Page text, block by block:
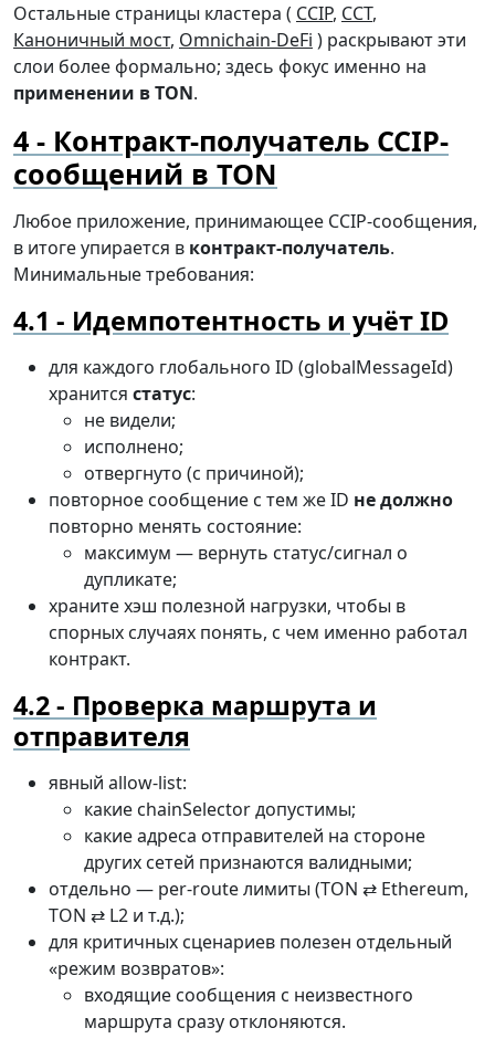
Остальные страницы кластера ( CCIP, CCT,
Каноничный мост, Omnichain-DeFi ) раскрывают эти
слои более формально; здесь фокус именно на
применении в TON.
Контракт-получатель CCIP-
сообщений в TON
Любое приложение, принимающее CCIP-сообщения,
в итоге упирается в контракт-получатель.
Минимальные требования:
Идемпотентность и учёт ID
для каждого глобального ID (globalMessageId)
хранится статус:
не видели;
исполнено;
отвергнуто (с причиной);
повторное сообщение с тем же ID не должно
повторно менять состояние:
максимум — вернуть статус/сигнал о
дупликате;
храните хэш полезной нагрузки, чтобы в
спорных случаях понять, с чем именно работал
контракт.
Проверка маршрута и
отправителя
явный allow-list:
какие chainSelector допустимы;
какие адреса отправителей на стороне
других сетей признаются валидными;
отдельно — per-route лимиты (TON ⇄ Ethereum,
TON ⇄ L2 и т.д.);
для критичных сценариев полезен отдельный
«режим возвратов»:
входящие сообщения с неизвестного
маршрута сразу отклоняются.